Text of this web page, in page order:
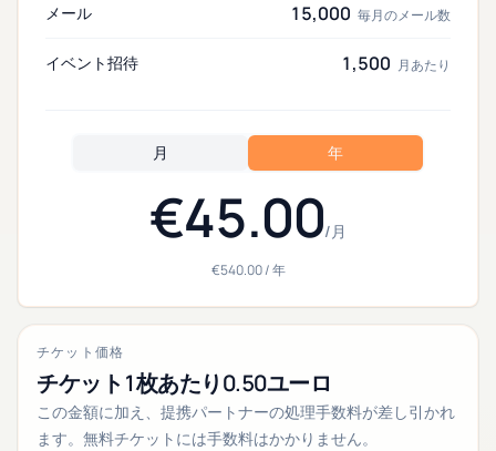
メール 15,000 毎月のメール数
イベント招待 1,500 月あたり
月 年
€45.00/月
€540.00/年
チケット価格
チケット1枚あたり0.50ユーロ
この金額に加え、提携パートナーの処理手数料が差し引かれ
ます。無料チケットには手数料はかかりません。